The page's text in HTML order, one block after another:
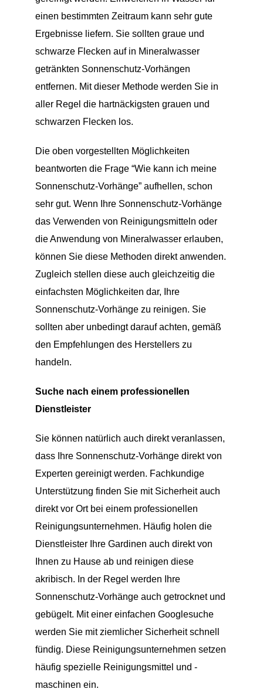
einen bestimmten Zeitraum kann sehr gute
Ergebnisse liefern. Sie sollten graue und
schwarze Flecken auf in Mineralwasser
getränkten Sonnenschutz-Vorhängen
entfernen. Mit dieser Methode werden Sie in
aller Regel die hartnäckigsten grauen und
schwarzen Flecken los.
Die oben vorgestellten Möglichkeiten
beantworten die Frage “Wie kann ich meine
Sonnenschutz-Vorhänge” aufhellen, schon
sehr gut. Wenn Ihre Sonnenschutz-Vorhänge
das Verwenden von Reinigungsmitteln oder
die Anwendung von Mineralwasser erlauben,
können Sie diese Methoden direkt anwenden.
Zugleich stellen diese auch gleichzeitig die
einfachsten Möglichkeiten dar, Ihre
Sonnenschutz-Vorhänge zu reinigen. Sie
sollten aber unbedingt darauf achten, gemäß
den Empfehlungen des Herstellers zu
handeln.
Suche nach einem professionellen
Dienstleister
Sie können natürlich auch direkt veranlassen,
dass Ihre Sonnenschutz-Vorhänge direkt von
Experten gereinigt werden. Fachkundige
Unterstützung finden Sie mit Sicherheit auch
direkt vor Ort bei einem professionellen
Reinigungsunternehmen. Häufig holen die
Dienstleister Ihre Gardinen auch direkt von
Ihnen zu Hause ab und reinigen diese
akribisch. In der Regel werden Ihre
Sonnenschutz-Vorhänge auch getrocknet und
gebügelt. Mit einer einfachen Googlesuche
werden Sie mit ziemlicher Sicherheit schnell
fündig. Diese Reinigungsunternehmen setzen
häufig spezielle Reinigungsmittel und -
maschinen ein.